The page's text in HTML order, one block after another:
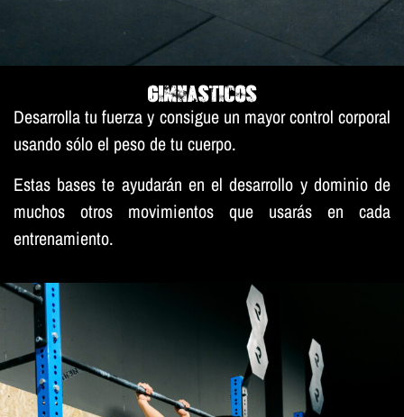
GIMNASTICOS
Desarrolla tu fuerza y consigue un mayor control corporal
usando sólo el peso de tu cuerpo.
Estas bases te ayudarán en el desarrollo y dominio de
muchos otros movimientos que usarás en cada
entrenamiento.